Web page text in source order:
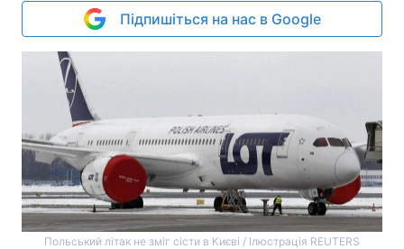
Підпишіться на нас в Google
Польський літак не зміг сісти в Києві / Ілюстрація REUTERS